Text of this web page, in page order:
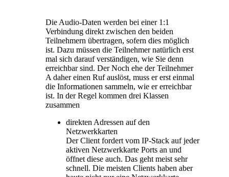
Die Audio-Daten werden bei einer 1:1
Verbindung direkt zwischen den beiden
Teilnehmern übertragen, sofern dies möglich
ist. Dazu müssen die Teilnehmer natürlich erst
mal sich darauf verständigen, wie Sie denn
erreichbar sind. Der Noch ehe der Teilnehmer
A daher einen Ruf auslöst, muss er erst einmal
die Informationen sammeln, wie er erreichbar
ist. In der Regel kommen drei Klassen
zusammen
direkten Adressen auf den
Netzwerkkarten
Der Client fordert vom IP-Stack auf jeder
aktiven Netzwerkkarte Ports an und
öffnet diese auch. Das geht meist sehr
schnell. Die meisten Clients haben aber